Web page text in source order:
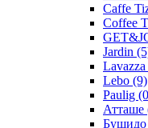
Caffe
Coffee
Jardin
Lavazza
Lebo (9)
Paulig
Атташе